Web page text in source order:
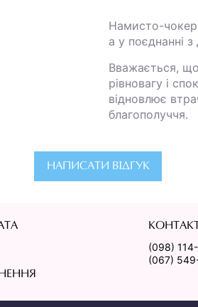
Намисто-чокер
а у поєднанні
Вважається,
рівновагу і
відновлює
благополуччя.
НАПИСАТИ ВІДГУК
(098)
(067)